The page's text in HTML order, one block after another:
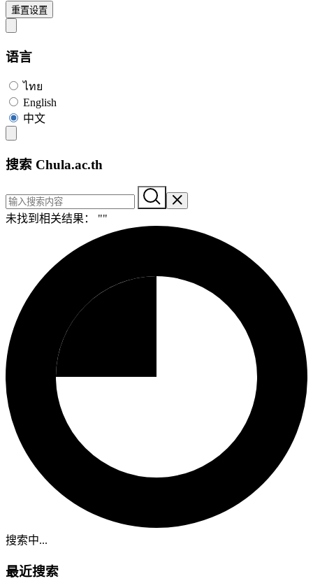
重置设置
语言
ไทย
English
中文
搜索 Chula.ac.th
未找到相关结果： ""
搜索中...
最近搜索